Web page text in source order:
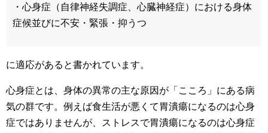
・心身症（自律神経失調症、心臓神経症）における身体
症候並びに不安・緊張・抑うつ
に適応があると書かれています。
心身症とは、身体の異常の主な原因が「こころ」にある病
気の群です。例えば食生活が悪くて胃潰瘍になるのは心身
症ではありませんが、ストレスで胃潰瘍になるのは心身症